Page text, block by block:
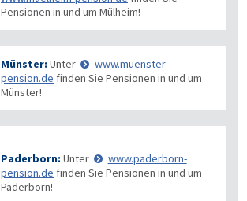
Pensionen in und um Mülheim!
Münster: Unter
www.muenster-
pension.de finden Sie Pensionen in und um
Münster!
Paderborn: Unter
www.paderborn-
pension.de finden Sie Pensionen in und um
Paderborn!